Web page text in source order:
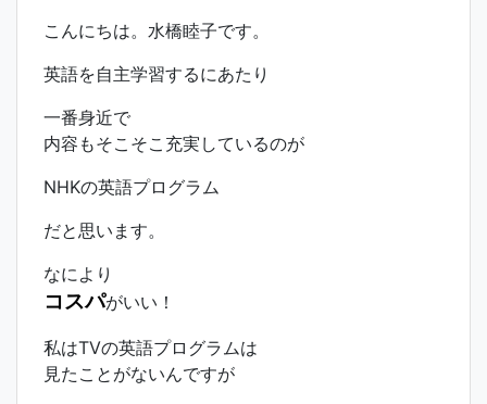
こんにちは。水橋睦子です。
英語を自主学習するにあたり
一番身近で
内容もそこそこ充実しているのが
NHKの英語プログラム
だと思います。
なにより
コスパがいい！
私はTVの英語プログラムは
見たことがないんですが